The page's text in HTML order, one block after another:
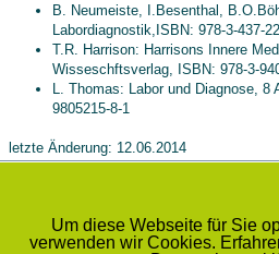
Um diese Webseite für Sie
verwenden wir Cookies.
B. Neumeiste, I.Besenthal,
Labordiagnostik,ISBN: 978-3-437-
T.R. Harrison: Harrisons Innere
Wisseschftsverlag, ISBN: 978-3-
L. Thomas: Labor und Diagnose, 8
9805215-8-1
letzte Änderung: 12.06.2014
Medizinisches Labor Prof. Dr. Schenk /